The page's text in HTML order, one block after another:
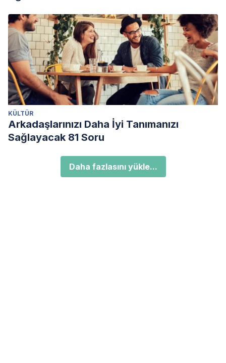
KÜLTÜR
Arkadaşlarınızı Daha İyi Tanımanızı
Sağlayacak 81 Soru
Daha fazlasını yükle...